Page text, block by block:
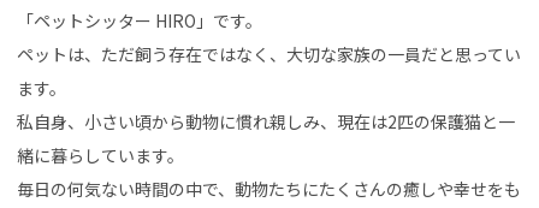
「ペットシッター HIRO」です。
ペットは、ただ飼う存在ではなく、大切な家族の一員だと思ってい
ます。
私自身、小さい頃から動物に慣れ親しみ、現在は2匹の保護猫と一
緒に暮らしています。
毎日の何気ない時間の中で、動物たちにたくさんの癒しや幸せをも